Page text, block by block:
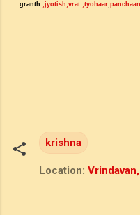
granth ,jyotish,vrat ,tyohaar,
krishna
Location: